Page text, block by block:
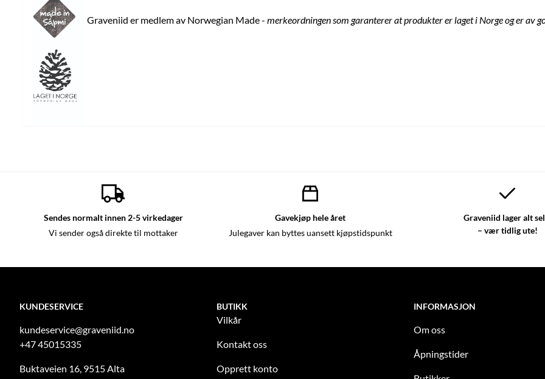
Graveniid er medlem av Norwegian Made - merkeordningen som garanterer at produkter er laget i Norge og er av
Sendes normalt innen 2-5 virkedager
Vi sender også direkte til mottaker
Gavekjøp hele året
Julegaver kan byttes uansett kjøpstidspunkt
Graveniid lager alt
– vær tidlig ute!
KUNDESERVICE
kundeservice@graveniid.no
+47 45015335
Buktaveien 16, 9515 Alta
BUTIKK
Vilkår
Kontakt oss
Opprett konto
INFORMASJON
Om oss
Åpningstider